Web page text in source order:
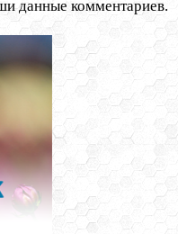
данные комментариев.